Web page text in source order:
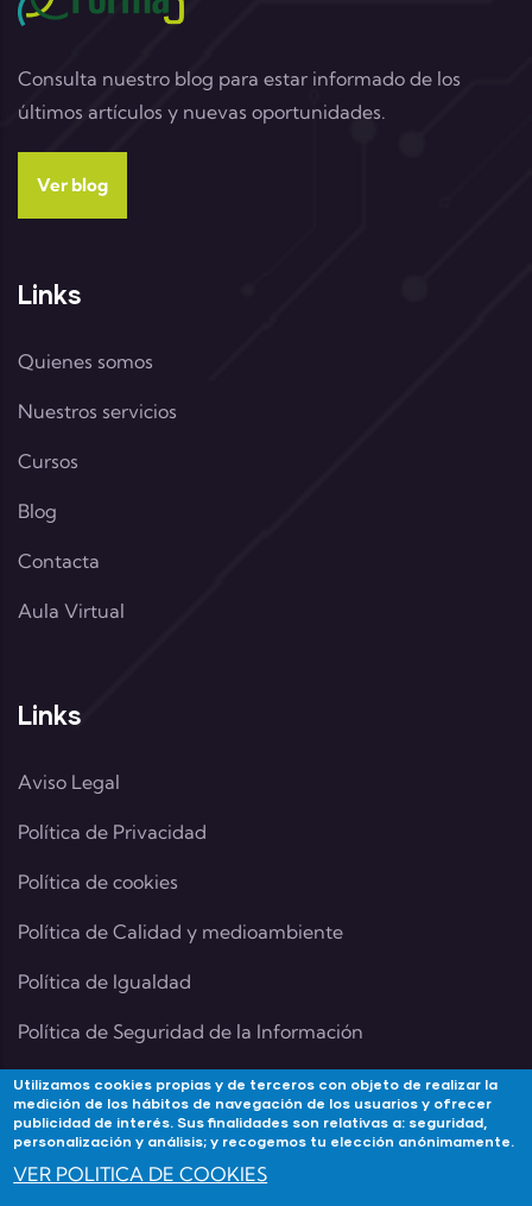
Consulta nuestro blog para estar informado de los
últimos artículos y nuevas oportunidades.
Ver blog
Links
Quienes somos
Nuestros servicios
Cursos
Blog
Contacta
Aula Virtual
Links
Aviso Legal
Política de Privacidad
Política de cookies
Política de Calidad y medioambiente
Política de Igualdad
Política de Seguridad de la Información
Contacta
Utilizamos cookies propias y de terceros con objeto de realizar la
medición de los hábitos de navegación de los usuarios y ofrecer
publicidad de interés. Sus finalidades son relativas a: seguridad,
personalización y análisis; y recogemos tu elección anónimamente.
VER POLITICA DE COOKIES